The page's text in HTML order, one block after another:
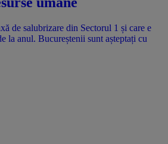
de salubrizare din Sectorul 1 și care e
la anul. Bucureștenii sunt așteptați cu